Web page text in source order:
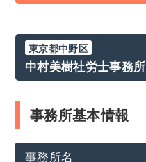
東京都中野区
中村美樹社労士事務所
事務所基本情報
事務所名